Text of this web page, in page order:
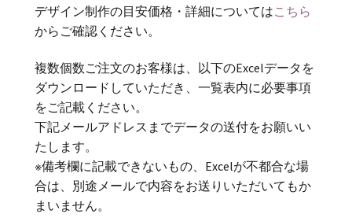
デザイン制作の目安価格・詳細についてはこちら
からご確認ください。
複数個数ご注文のお客様は、以下のExcelデータを
ダウンロードしていただき、一覧表内に必要事項
をご記載ください。
下記メールアドレスまでデータの送付をお願いい
たします。
※備考欄に記載できないもの、Excelが不都合な場
合は、別途メールで内容をお送りいただいてもか
まいません。